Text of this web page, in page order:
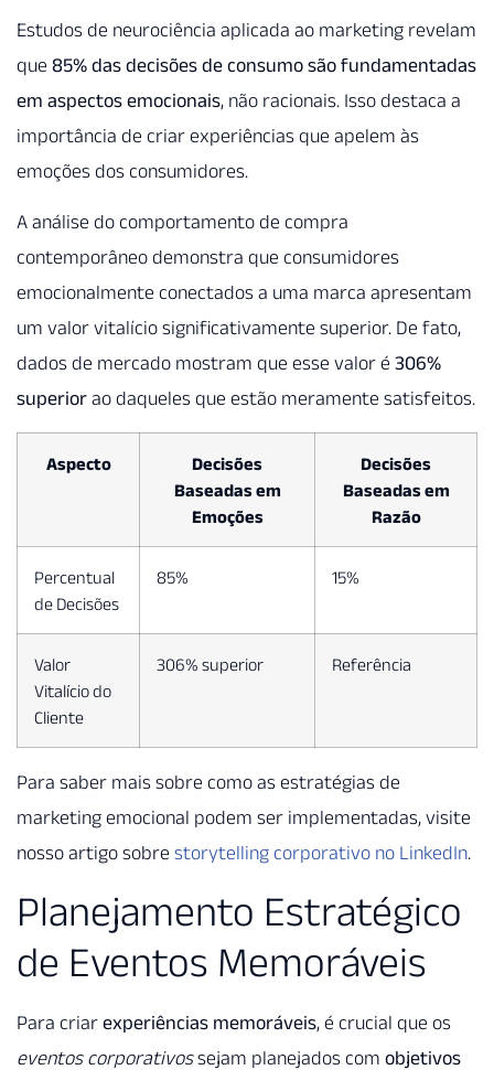
Estudos de neurociência aplicada ao marketing revelam
que 85% das decisões de consumo são fundamentadas
em aspectos emocionais, não racionais. Isso destaca a
importância de criar experiências que apelem às
emoções dos consumidores.
A análise do comportamento de compra
contemporâneo demonstra que consumidores
emocionalmente conectados a uma marca apresentam
um valor vitalício significativamente superior. De fato,
dados de mercado mostram que esse valor é 306%
superior ao daqueles que estão meramente satisfeitos.
Aspecto
Decisões
Baseadas em
Emoções
Decisões
Baseadas em
Razão
Percentual
de Decisões
85% 15%
Valor
Vitalício do
Cliente
306% superior Referência
Para saber mais sobre como as estratégias de
marketing emocional podem ser implementadas, visite
nosso artigo sobre storytelling corporativo no LinkedIn.
Planejamento Estratégico
de Eventos Memoráveis
Para criar experiências memoráveis, é crucial que os
eventos corporativossejam planejados com objetivos